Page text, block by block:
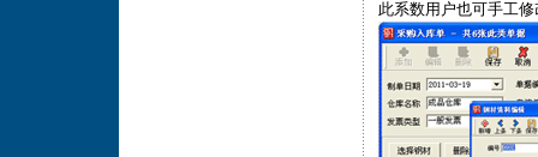
此系数用户也可手工